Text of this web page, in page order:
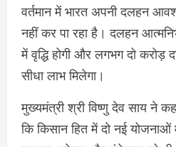
वर्तमान में भारत अपनी दलहन
नहीं कर पा रहा है। दलहन
में वृद्धि होगी और लगभग दो करोड़
सीधा लाभ मिलेगा।
मुख्यमंत्री श्री विष्णु देव साय ने
कि किसान हित में दो नई